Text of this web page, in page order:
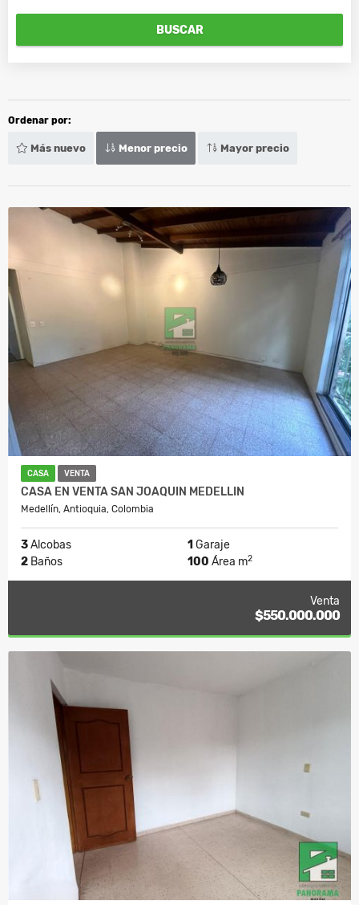
BUSCAR
Ordenar por:
Más nuevo Menor precio Mayor precio
CASA VENTA
CASA EN VENTA SAN JOAQUIN MEDELLIN
Medellín, Antioquia, Colombia
3Alcobas 1 Garaje
2 Baños 100 Área m2
Venta
$550.000.000